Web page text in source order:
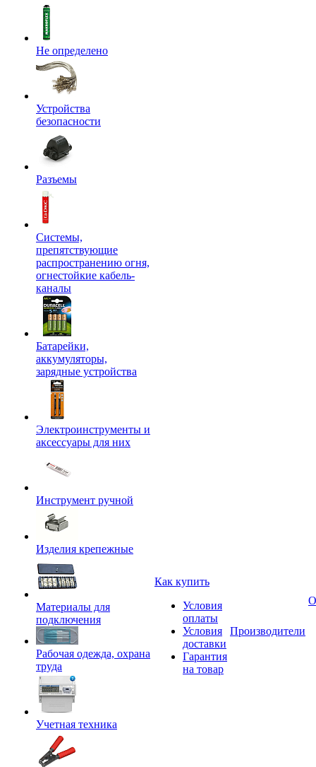
Не определено
Устройства
безопасности
Разъемы
Системы,
препятствующие
распространению огня,
огнестойкие кабель-
каналы
Батарейки,
аккумуляторы,
зарядные устройства
Электроинструменты и
аксессуары для них
Инструмент ручной
Изделия крепежные
Материалы для
подключения
Рабочая одежда, охрана
труда
Учетная техника
Как купить
Условия
оплаты
Условия
доставки
Гарантия
на товар
Производители